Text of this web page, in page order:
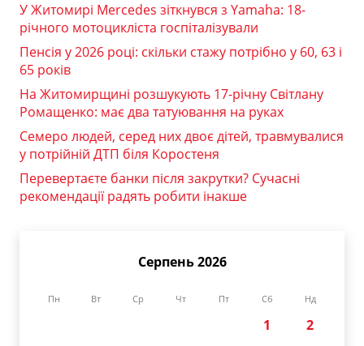
У Житомирі Mercedes зіткнувся з Yamaha: 18-
річного мотоцикліста госпіталізували
Пенсія у 2026 році: скільки стажу потрібно у 60, 63 і
65 років
На Житомирщині розшукують 17-річну Світлану
Ромащенко: має два татуювання на руках
Семеро людей, серед них двоє дітей, травмувалися
у потрійній ДТП біля Коростеня
Перевертаєте банки після закрутки? Сучасні
рекомендації радять робити інакше
Серпень 2026
Пн Вт Ср Чт Пт Сб Нд
1
2